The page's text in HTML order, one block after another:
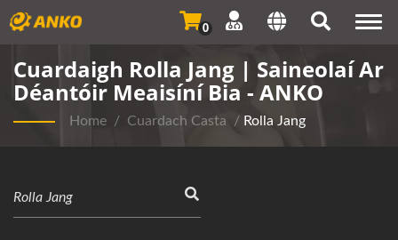
0
Cuardaigh Rolla Jang | Saineolaí Ar
Déantóir Meaisíní Bia - ANKO
Home / Cuardach Casta / Rolla Jang